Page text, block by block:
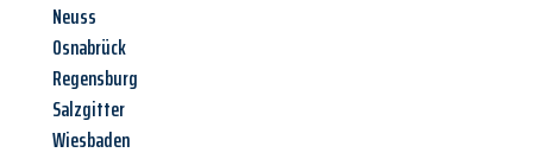
Neuss
Osnabrück
Regensburg
Salzgitter
Wiesbaden